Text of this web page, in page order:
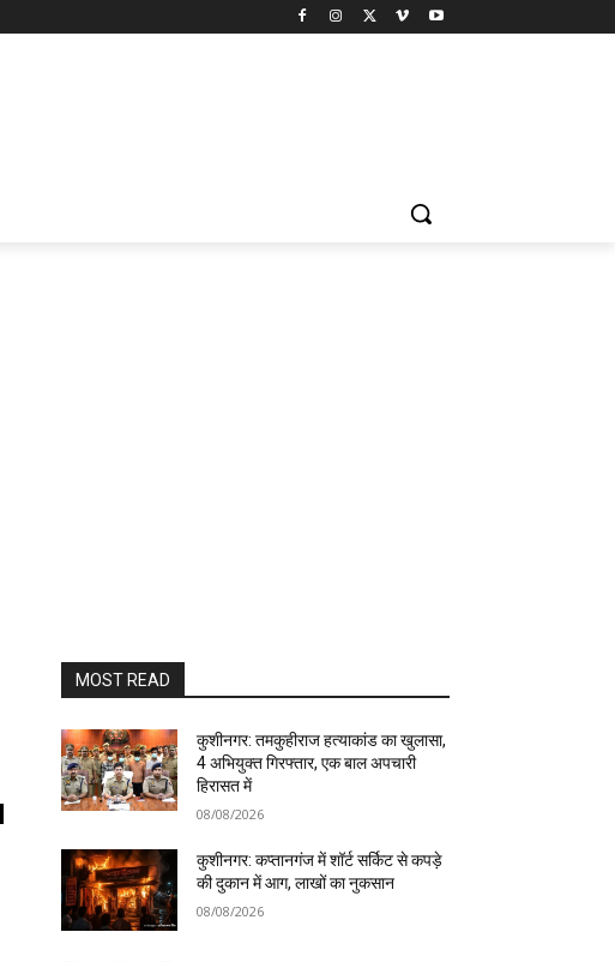
MOST READ
कुशीनगर: तमकुहीराज हत्याकांड का खुलासा,
4 अभियुक्त गिरफ्तार, एक बाल अपचारी
हिरासत में
08/08/2026
कुशीनगर: कप्तानगंज में शॉर्ट सर्किट से कपड़े
की दुकान में आग, लाखों का नुकसान
08/08/2026